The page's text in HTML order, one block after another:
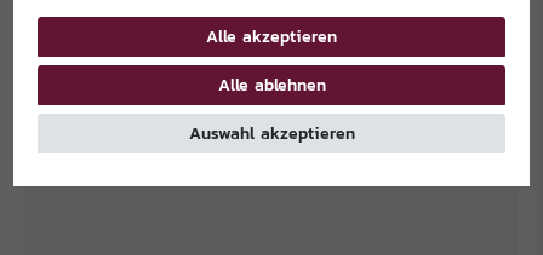
EXKLUSIVPARTNER
Alle akzeptieren
Alle ablehnen
Auswahl akzeptieren